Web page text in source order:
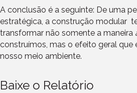
A conclusão é a seguinte: De uma
estratégica, a construção modular
transformar não somente a maneira
construímos, mas o efeito geral que
nosso meio ambiente.
Baixe o Relatório